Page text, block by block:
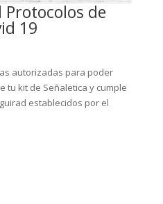
Protocolos de
19
autorizadas para poder
tu kit de Señaletica y cumple
establecidos por el